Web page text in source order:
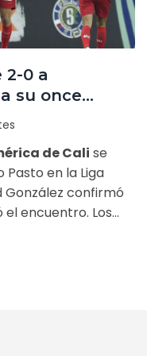
2-0 a
su once
de Cali se
en la Liga
González confirmó
el encuentro. Los
reforzando la